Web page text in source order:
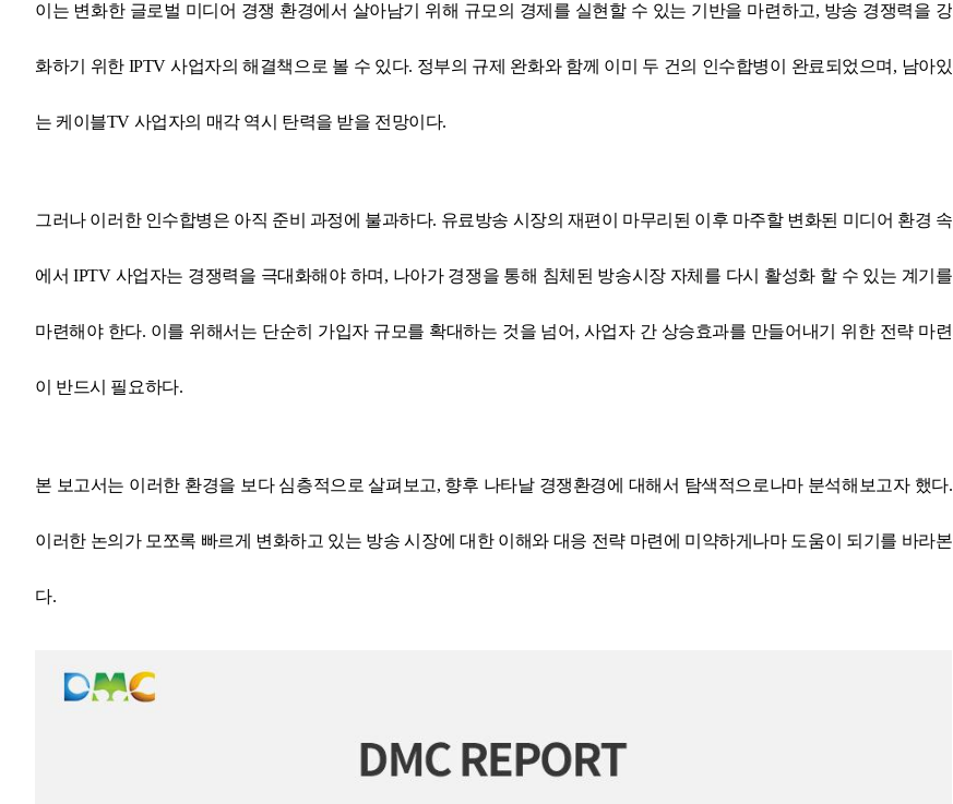
이는 변화한 글로벌 미디어 경쟁 환경에서 살아남기 위해 규모의 경제를 실현할 수 있는 기반을 마련하고, 방송 경쟁력을 강
화하기 위한 IPTV 사업자의 해결책으로 볼 수 있다. 정부의 규제 완화와 함께 이미 두 건의 인수합병이 완료되었으며, 남아있
는 케이블TV 사업자의 매각 역시 탄력을 받을 전망이다.
그러나 이러한 인수합병은 아직 준비 과정에 불과하다. 유료방송 시장의 재편이 마무리된 이후 마주할 변화된 미디어 환경 속
에서 IPTV 사업자는 경쟁력을 극대화해야 하며, 나아가 경쟁을 통해 침체된 방송시장 자체를 다시 활성화 할 수 있는 계기를
마련해야 한다. 이를 위해서는 단순히 가입자 규모를 확대하는 것을 넘어, 사업자 간 상승효과를 만들어내기 위한 전략 마련
이 반드시 필요하다.
본 보고서는 이러한 환경을 보다 심층적으로 살펴보고, 향후 나타날 경쟁환경에 대해서 탐색적으로나마 분석해보고자 했다.
이러한 논의가 모쪼록 빠르게 변화하고 있는 방송 시장에 대한 이해와 대응 전략 마련에 미약하게나마 도움이 되기를 바라본
다.